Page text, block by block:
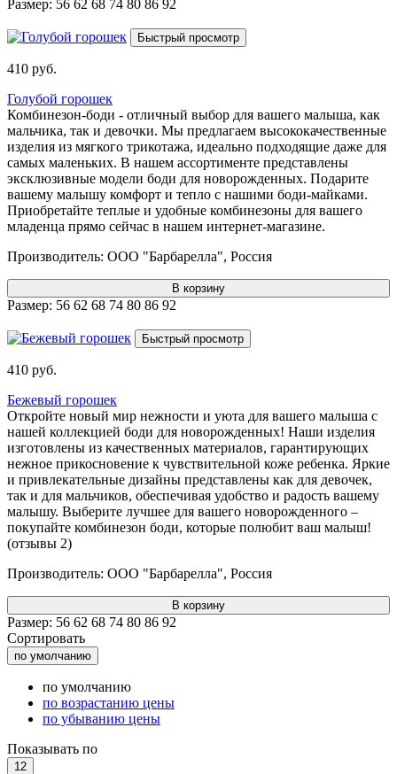
Размер: 56 62 68 74 80 86 92
Быстрый просмотр
410 руб.
Голубой горошек
Комбинезон-боди - отличный выбор для вашего малыша, как
мальчика, так и девочки. Мы предлагаем высококачественные
изделия из мягкого трикотажа, идеально подходящие даже для
самых маленьких. В нашем ассортименте представлены
эксклюзивные модели боди для новорожденных. Подарите
вашему малышу комфорт и тепло с нашими боди-майками.
Приобретайте теплые и удобные комбинезоны для вашего
младенца прямо сейчас в нашем интернет-магазине.
Производитель: ООО "Барбарелла", Россия
В корзину
Размер: 56 62 68 74 80 86 92
Быстрый просмотр
410 руб.
Бежевый горошек
Откройте новый мир нежности и уюта для вашего малыша с
нашей коллекцией боди для новорожденных! Наши изделия
изготовлены из качественных материалов, гарантирующих
нежное прикосновение к чувствительной коже ребенка. Яркие
и привлекательные дизайны представлены как для девочек,
так и для мальчиков, обеспечивая удобство и радость вашему
малышу. Выберите лучшее для вашего новорожденного –
покупайте комбинезон боди, которые полюбит ваш малыш!
(отзывы 2)
Производитель: ООО "Барбарелла", Россия
В корзину
Размер: 56 62 68 74 80 86 92
Сортировать
по умолчанию
по умолчанию
по возрастанию цены
по убыванию цены
Показывать по
12